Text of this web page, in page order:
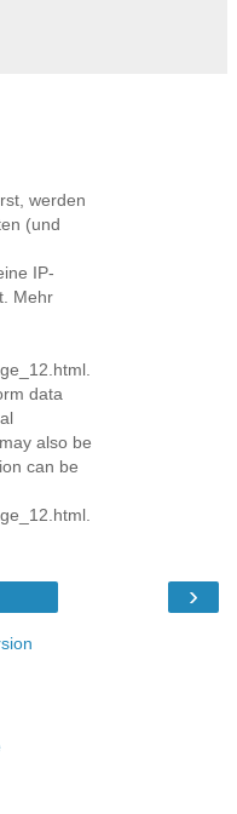
werden
(und
IP-
Mehr
data
also be
can be
›